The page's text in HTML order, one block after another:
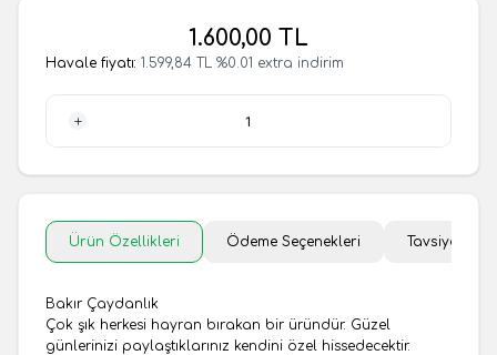
1.600,00 TL
Havale fiyatı: 1.599,84 TL %0.01 extra indirim
Ürün Özellikleri Ödeme Seçenekleri Tavsiye Et
Bakır Çaydanlık
Çok şık herkesi hayran bırakan bir üründür. Güzel
günlerinizi paylaştıklarınız kendini özel hissedecektir.